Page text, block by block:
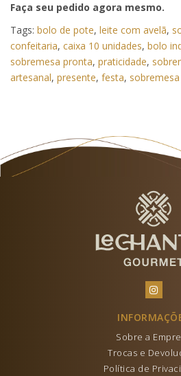
Faça seu pedido agora mesmo.
Tags: bolo de pote, leite com avelã,
confeitaria, caixa 10 unidades, bolo
sobremesa pronta, praticidade,
artesanal, presente, festa,
Sobre a
Trocas e
Política de